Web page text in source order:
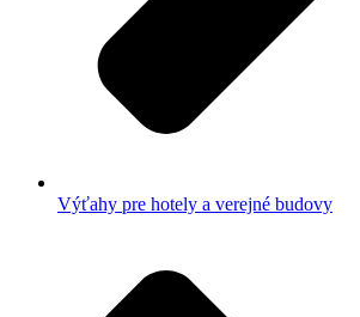
Výťahy pre hotely a verejné budovy